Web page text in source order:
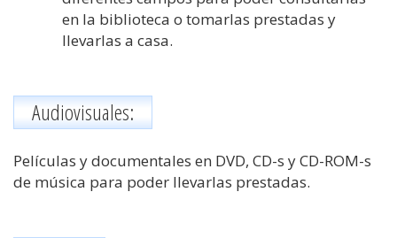
en la biblioteca o tomarlas prestadas y
llevarlas a casa.
Audiovisuales:
Películas y documentales en DVD, CD-s y CD-ROM-s
de música para poder llevarlas prestadas.